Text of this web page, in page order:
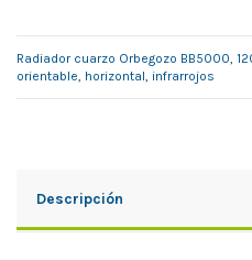
Radiador cuarzo Orbegozo BB5000,
orientable, horizontal, infrarrojos
Descripción